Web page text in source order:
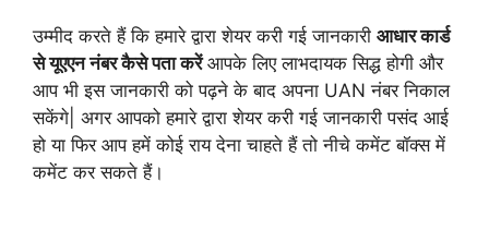
उम्मीद करते हैं कि हमारे द्वारा शेयर करी गई जानकारी आधार कार्ड
से यूएएन नंबर कैसे पता करेंआपके लिए लाभदायक सिद्ध होगी और
आप भी इस जानकारी को पढ़ने के बाद अपना UAN नंबर निकाल
सकेंगे| अगर आपको हमारे द्वारा शेयर करी गई जानकारी पसंद आई
हो या फिर आप हमें कोई राय देना चाहते हैं तो नीचे कमेंट बॉक्स में
कमेंट कर सकते हैं।